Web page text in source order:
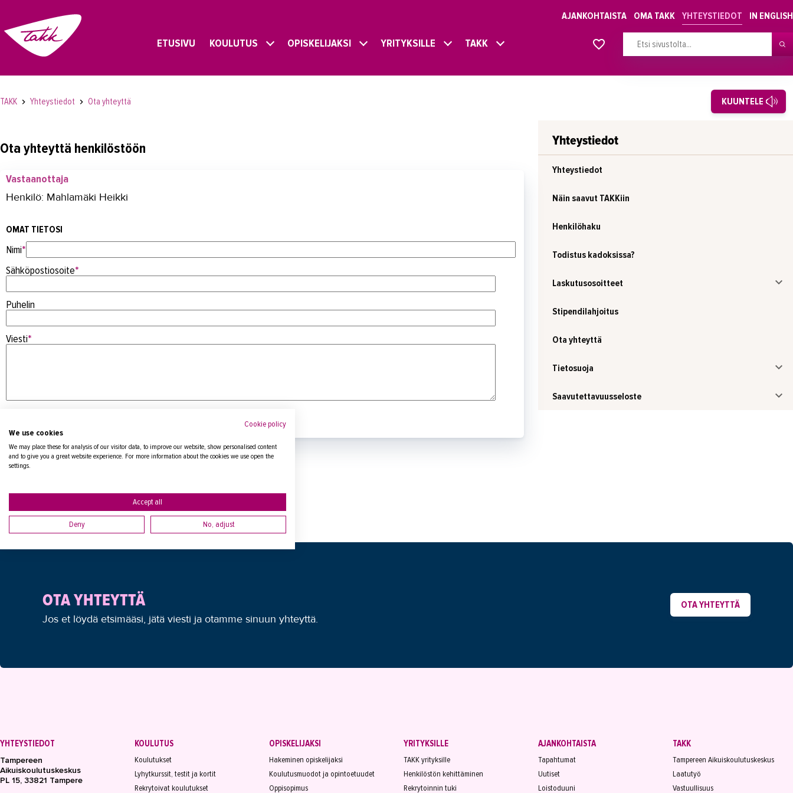
AJANKOHTAISTA OMA TAKK YHTEYSTIEDOT IN ENGLISH
ETUSIVU KOULUTUS OPISKELIJAKSI YRITYKSILLE TAKK
TAKK Yhteystiedot Ota yhteyttä KUUNTELE
Ota yhteyttä henkilöstöön
Vastaanottaja
Henkilö: Mahlamäki Heikki
OMAT TIETOSI
Nimi*
Sähköpostiosoite*
Puhelin
Viesti*
Tietosuojaseloste
Yhteystiedot
Yhteystiedot
Näin saavut TAKKiin
Henkilöhaku
Todistus kadoksissa?
Laskutusosoitteet
Stipendilahjoitus
Ota yhteyttä
Tietosuoja
Saavutettavuusseloste
OTA YHTEYTTÄ
Jos et löydä etsimääsi, jätä viesti ja otamme sinuun yhteyttä.
OTA YHTEYTTÄ
YHTEYSTIEDOT
Tampereen
Aikuiskoulutuskeskus
PL 15, 33821 Tampere
KOULUTUS
Koulutukset
Lyhytkurssit, testit ja kortit
Rekrytoivat koulutukset
OPISKELIJAKSI
Hakeminen opiskelijaksi
Koulutusmuodot ja opintoetuudet
Oppisopimus
YRITYKSILLE
TAKK yrityksille
Henkilöstön kehittäminen
Rekrytoinnin tuki
AJANKOHTAISTA
Tapahtumat
Uutiset
Loistoduuni
TAKK
Tampereen Aikuiskoulutuskeskus
Laatutyö
Vastuullisuus
Alkavat koulutukset osiosta
Cookie policy
We use cookies
We may place these for analysis of our visitor data, to improve our website, show personalised content
and to give you a great website experience. For more information about the cookies we use open the
settings.
Accept all
Deny No, adjust